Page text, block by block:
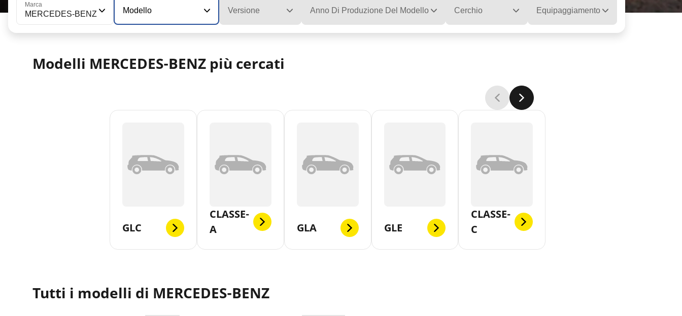
Marca
MERCEDES-BENZ Modello Versione Anno Di Produzione Del Modello Cerchio Equipaggiamento
Modelli MERCEDES-BENZ più cercati
GLC
CLASSE-
A
GLA GLE
CLASSE-
C
Tutti i modelli di MERCEDES-BENZ